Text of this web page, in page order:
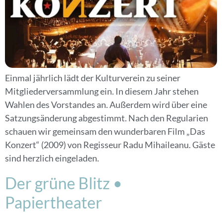
Einmal jährlich lädt der Kulturverein zu seiner
Mitgliederversammlung ein. In diesem Jahr stehen
Wahlen des Vorstandes an. Außerdem wird über eine
Satzungsänderung abgestimmt. Nach den Regularien
schauen wir gemeinsam den wunderbaren Film „Das
Konzert“ (2009) von Regisseur Radu Mihaileanu. Gäste
sind herzlich eingeladen.
Der grüne Blitz •
Papiertheater